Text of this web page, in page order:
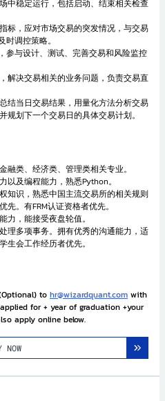
中稳定运行，包括启动、结束相关检查
标，应对市场交易的突发情况，与交易
调控策略。
参与设计、测试、完善交易和风险监控
解决交易相关的业务问题，负责交易直
结当日交易结果，用量化方法分析交易
规划下一个交易日的具体交易计划。
融类、经济类、管理类相关专业。
以及编程能力，熟悉Python。
知识，熟悉中国主流交易所的相关规则
。有FRM认证资格者优先。
力，能接受夜盘轮值。
理多项事务。拥有优秀的沟通能力，适
生会工作经历者优先。
to hr@wizardquant.com with
for + year of graduation +your
apply online below.
NOW